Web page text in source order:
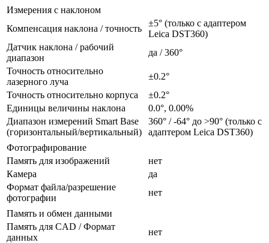
Измерения с наклоном
Компенсация наклона / точность
±5° (только с адаптером
Leica DST360)
Датчик наклона / рабочий
диапазон
да / 360°
Точность относительно
лазерного луча
±0.2°
Точность относительно корпуса
±0.2°
Единицы величины наклона
0.0°, 0.00%
Диапазон измерений Smart Base
(горизонтальный/вертикальный)
360° / -64° до >90° (только с
адаптером Leica DST360)
Фотографирование
Память для изображений
нет
Камера
да
Формат файла/разрешение
фотографии
нет
Память и обмен данными
Память для CAD / Формат
данных
нет